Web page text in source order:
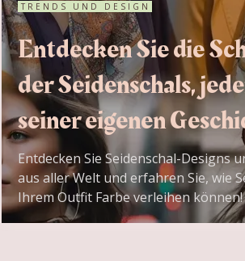
TRENDS UND DESIGN
Entdecken Sie die
der Seidenschals,
seiner eigenen
Entdecken Sie Seidenschal-Designs
aus aller Welt und erfahren Sie, wie
Ihrem Outfit Farbe verleihen können!